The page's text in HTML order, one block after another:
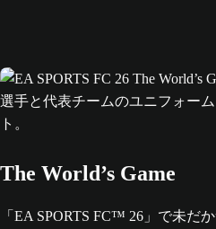
The World’s Game
「EA SPORTS FC™ 26」で未だ